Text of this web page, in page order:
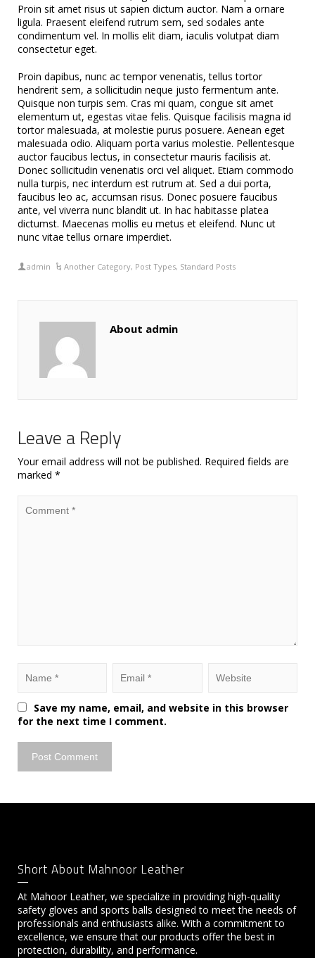
Proin sit amet risus ut sapien dictum auctor. Nam a ornare
ligula. Praesent eleifend rutrum sem, sed sodales ante
condimentum vel. In mollis elit diam, iaculis volutpat diam
consectetur eget.
Proin dapibus, nunc ac tempor venenatis, tellus tortor
hendrerit sem, a sollicitudin neque justo fermentum ante.
Quisque non turpis sem. Cras mi quam, congue sit amet
elementum ut, egestas vitae felis. Quisque facilisis magna id
tortor malesuada, at molestie purus posuere. Aenean eget
malesuada odio. Aliquam porta varius molestie. Pellentesque
auctor faucibus lectus, in consectetur mauris facilisis at.
Donec sollicitudin venenatis orci vel aliquet. Etiam commodo
nulla turpis, nec interdum est rutrum at. Sed a dui porta,
faucibus leo ac, accumsan risus. Donec posuere faucibus
ante, vel viverra nunc blandit ut. In hac habitasse platea
dictumst. Maecenas mollis eu metus et eleifend. Nunc ut
nunc vitae tellus ornare imperdiet.
admin Another Category, Post Types, Standard Posts
About admin
Leave a Reply
Your email address will not be published. Required fields are
marked *
Save my name, email, and website in this browser
for the next time I comment.
Short About Mahnoor Leather
At Mahoor Leather, we specialize in providing high-quality
safety gloves and sports balls designed to meet the needs of
professionals and enthusiasts alike. With a commitment to
excellence, we ensure that our products offer the best in
protection, durability, and performance.